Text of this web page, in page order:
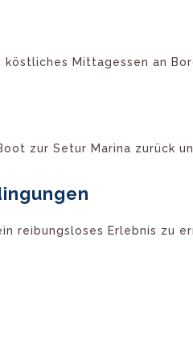
Mittagessen an
zur Setur Marina zurück
reibungsloses Erlebnis zu